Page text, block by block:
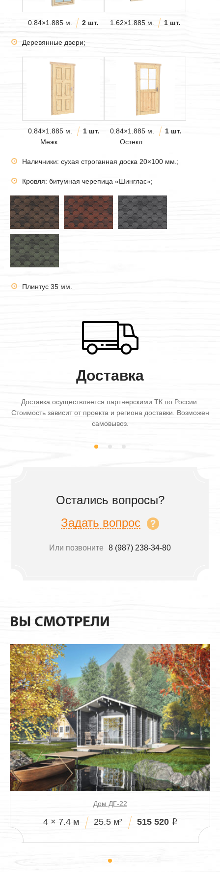
0.84×1.885 м. 2 шт. 1.62×1.885 м. 1 шт.
Деревянные двери;
0.84×1.885 м.
Межк.
1 шт.
0.84×1.885 м.
Остекл.
1 шт.
Наличники: сухая строганная доска 20×100 мм.;
Кровля: битумная черепица «Шинглас»;
Плинтус 35 мм.
Доставка
Доставка осуществляется партнерскими ТК по России.
Стоимость зависит от проекта и региона доставки. Возможен
самовывоз.
Остались вопросы?
Задать вопрос
Или позвоните 8 (987) 238-34-80
ВЫ СМОТРЕЛИ
Дом ДГ-22
4 × 7.4 м 25.5 м² 515 520 i